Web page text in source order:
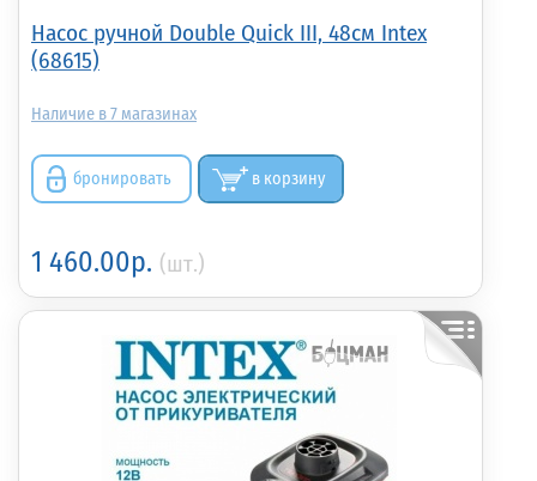
Насос ручной Double Quick III, 48см Intex
(68615)
7
бронировать в корзину
1 460.00р. (шт.)